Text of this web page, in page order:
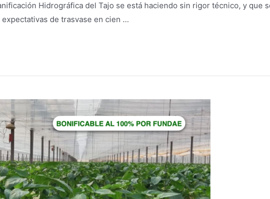
Hidrográfica del Tajo se está haciendo sin rigor técnico, y que
de trasvase en cien …